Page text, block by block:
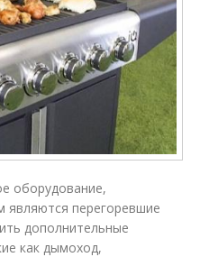
оборудование,
являются перегоревшие
дополнительные
как дымоход,